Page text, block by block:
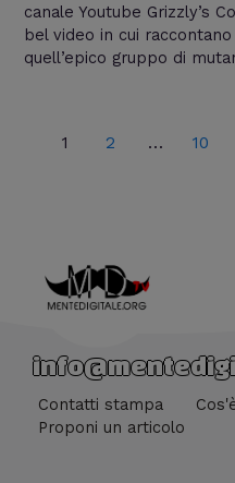
canale Youtube Grizzly’s
bel video in cui
quell’epico gruppo di
1 2 … 10
Contatti stampa
Proponi un articolo